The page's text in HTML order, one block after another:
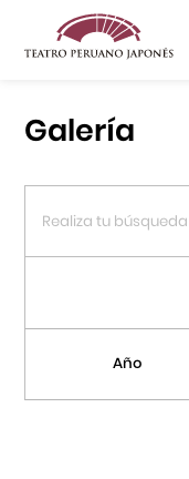
Centro
Galería
Año